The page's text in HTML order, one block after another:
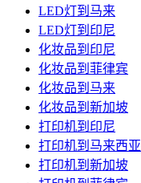
LED灯到马来
LED灯到印尼
化妆品到印尼
化妆品到菲律宾
化妆品到马来
化妆品到新加坡
打印机到印尼
打印机到马来西亚
打印机到新加坡